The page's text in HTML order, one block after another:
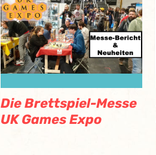
Die Brettspiel-Messe
UK Games Expo